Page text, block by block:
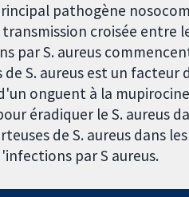
pathogène
croisée entre
par S. aureus
S. aureus est un
onguent à la
éradiquer le S. aureus
de S. aureus dans
par S aureus.